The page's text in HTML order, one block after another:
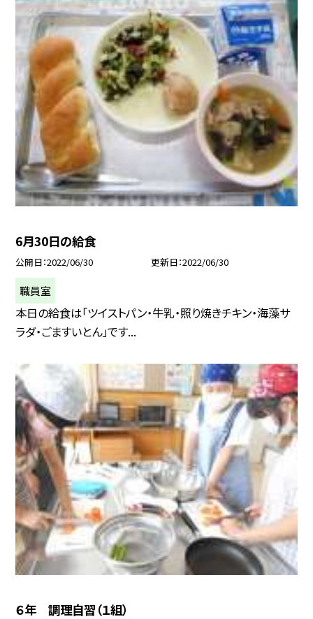
6月30日の給食
公開日 2022/06/30 更新日 2022/06/30
職員室
本日の給食は「ツイストパン・牛乳・照り焼きチキン・海藻サ
ラダ・ごますいとん」です...
６年 調理自習（１組）